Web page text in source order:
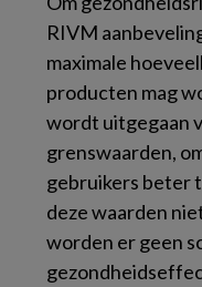
RIVM
maximale
producten mag
wordt uitgegaan
grenswaarden,
gebruikers beter
deze waarden
worden er geen